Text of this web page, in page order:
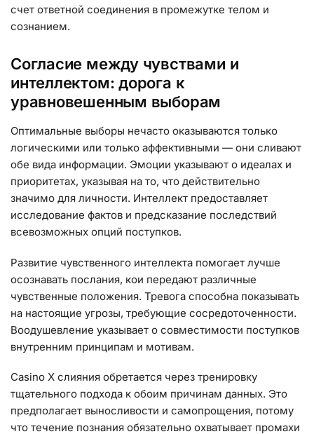
счет ответной соединения в промежутке телом и
сознанием.
Согласие между чувствами и
интеллектом: дорога к
уравновешенным выборам
Оптимальные выборы нечасто оказываются только
логическими или только аффективными — они сливают
обе вида информации. Эмоции указывают о идеалах и
приоритетах, указывая на то, что действительно
значимо для личности. Интеллект предоставляет
исследование фактов и предсказание последствий
всевозможных опций поступков.
Развитие чувственного интеллекта помогает лучше
осознавать послания, кои передают различные
чувственные положения. Тревога способна показывать
на настоящие угрозы, требующие сосредоточенности.
Воодушевление указывает о совместимости поступков
внутренним принципам и мотивам.
Casino X слияния обретается через тренировку
тщательного подхода к обоим причинам данных. Это
предполагает выносливости и самопрощения, потому
что течение познания обязательно охватывает промахи